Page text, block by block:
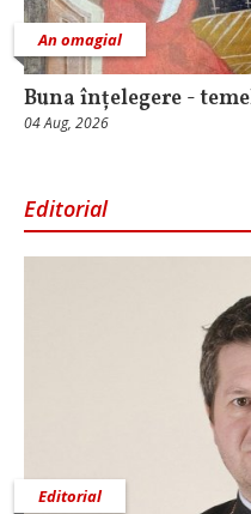
An omagial
Buna înțelegere -
04 Aug, 2026
Editorial
Editorial